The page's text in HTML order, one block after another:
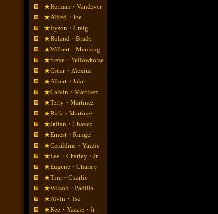
★Herman・Vandever
★Alfred・Joe
★Hyson・Craig
★Roland・Brady
★Wilbert・Manning
★Steve・Yellowhorse
★Oscar・Alexius
★Albert・Jake
★Calvin・Martinez
★Terry・Martinez
★Rick・Martinez
★Julian・Chavez
★Ernest・Rangel
★Geraldine・Yazzie
★Lee・Charley・Jr
★Eugene・Charley
★Tom・Charlie
★Wilson・Padilla
★Alvin・Tso
★Kee・Yazzie・Jr